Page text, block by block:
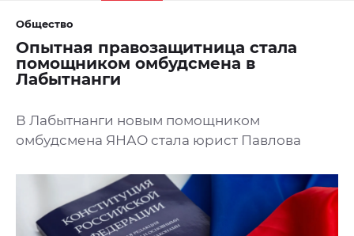
Общество
Опытная правозащитница стала
помощником омбудсмена в
Лабытнанги
В Лабытнанги новым помощником
омбудсмена ЯНАО стала юрист Павлова